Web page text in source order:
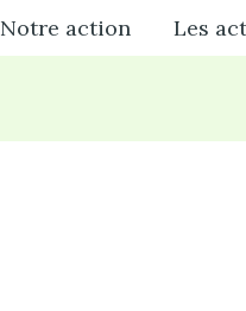
Notre action Les